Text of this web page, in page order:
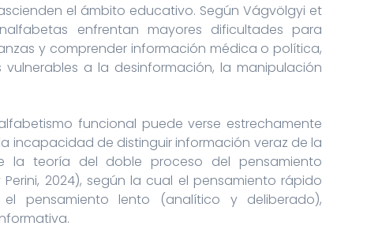
el ámbito educativo. Según Vágvölgyi et
enfrentan mayores dificultades para
y comprender información médica o política,
a la desinformación, la manipulación
funcional puede verse estrechamente
incapacidad de distinguir información veraz de la
teoría del doble proceso del pensamiento
2024), según la cual el pensamiento rápido
pensamiento lento (analítico y deliberado),